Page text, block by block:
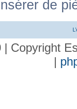
de
Copyright
|